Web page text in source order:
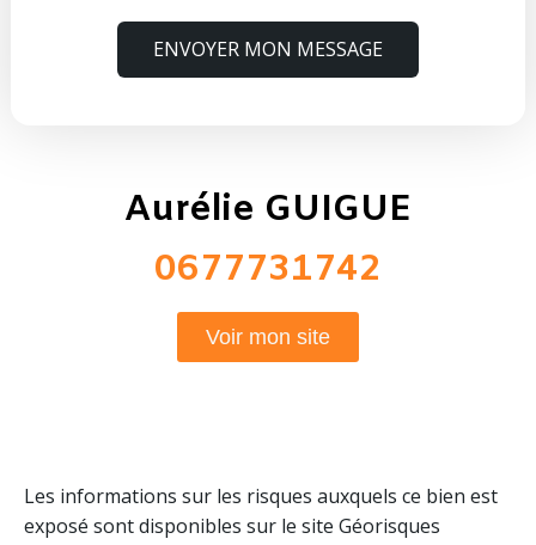
ENVOYER MON MESSAGE
Aurélie GUIGUE
0677731742
Voir mon site
Les informations sur les risques auxquels ce bien est
exposé sont disponibles sur le site Géorisques